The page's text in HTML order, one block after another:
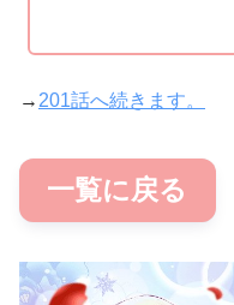
→ 201話へ続きます。
一覧に戻る